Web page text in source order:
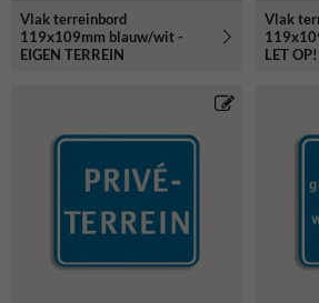
Vlak terreinbord
119x109mm blauw/wit -
EIGEN TERREIN
Vlak
LET OP!